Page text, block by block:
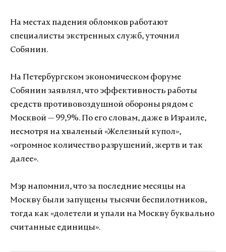
На местах падения обломков работают
специалисты экстренных служб, уточнил
Собянин.
На Петербургском экономическом форуме
Собянин заявлял, что эффективность работы
средств противовоздушной обороны рядом с
Москвой — 99,9%. По его словам, даже в Израиле,
несмотря на хваленый «Железный купол»,
«огромное количество разрушений, жертв и так
далее».
Мэр напомнил, что за последние месяцы на
Москву были запущены тысячи беспилотников,
тогда как «долетели и упали на Москву буквально
считанные единицы».